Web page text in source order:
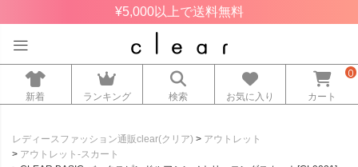
¥5,000以上で送料無料
新着 ランキング 検索 お気に入り カート
0
レディースファッション通販clear(クリア)
アウトレット
アウトレット-スカート